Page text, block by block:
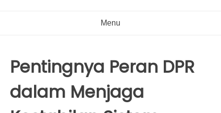
Menu
Pentingnya Peran DPR
dalam Menjaga